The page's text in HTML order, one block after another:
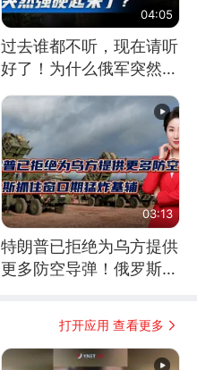
04:05
过去谁都不听，现在请听
好了！为什么俄军突然强
03:13
特朗普已拒绝为乌方提供
更多防空导弹！俄罗斯抓
打开应用 查看更多